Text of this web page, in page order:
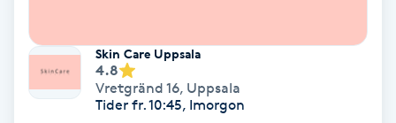
Fotmassage Skin Care Uppsala
4.8
Vretgränd 16, Uppsala
Tider fr. 10:45, Imorgon